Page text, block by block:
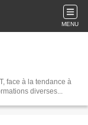
MENU
face à la tendance à
diverses...